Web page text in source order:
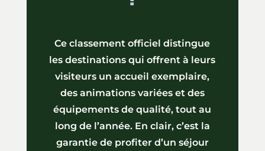
Ce classement officiel distingue
les destinations qui offrent à leurs
visiteurs un accueil exemplaire,
des animations variées et des
équipements de qualité, tout au
long de l’année. En clair, c’est la
garantie de profiter d’un séjour